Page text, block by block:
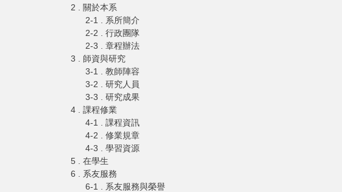
2 . 關於本系
2-1 . 系所簡介
2-2 . 行政團隊
2-3 . 章程辦法
3 . 師資與研究
3-1 . 教師陣容
3-2 . 研究人員
3-3 . 研究成果
4 . 課程修業
4-1 . 課程資訊
4-2 . 修業規章
4-3 . 學習資源
5 . 在學生
6 . 系友服務
6-1 . 系友服務與榮譽